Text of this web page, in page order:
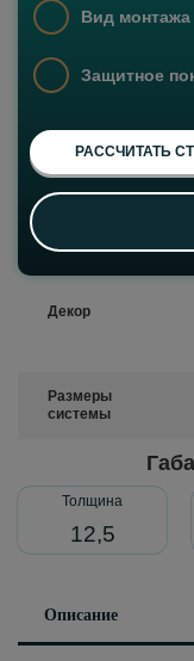
Вид монтажа
Защитное
РАССЧИТАТЬ
Декор
Размеры
системы
Толщина
12,5
Описание